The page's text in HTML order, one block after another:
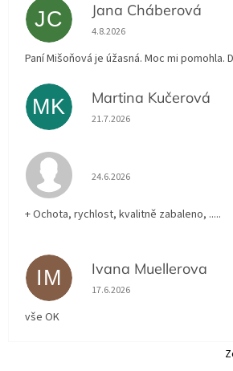
JC Jana Cháberová
Hodnocení obchodu je 5 z 5
4.8.2026
Paní Mišoňová je úžasná. Moc mi pomohla.
MK Martina Kučerová
Hodnocení obchodu je 5 z 5
21.7.2026
Hodnocení obchodu je 5 z 5
24.6.2026
+ Ochota, rychlost, kvalitně zabaleno, .....
IM Ivana Muellerova
Hodnocení obchodu je 5 z 5
17.6.2026
vše OK